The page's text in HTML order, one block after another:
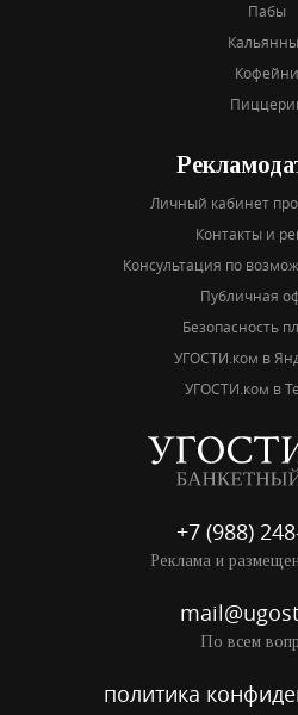
Пабы
Кофейни
Личный кабинет
Контакты и
Консультация по
Публичная
Безопасность
УГОСТИ.ком в
УГОСТИ.ком в
+7 (988)
Реклама и
По всем
политика